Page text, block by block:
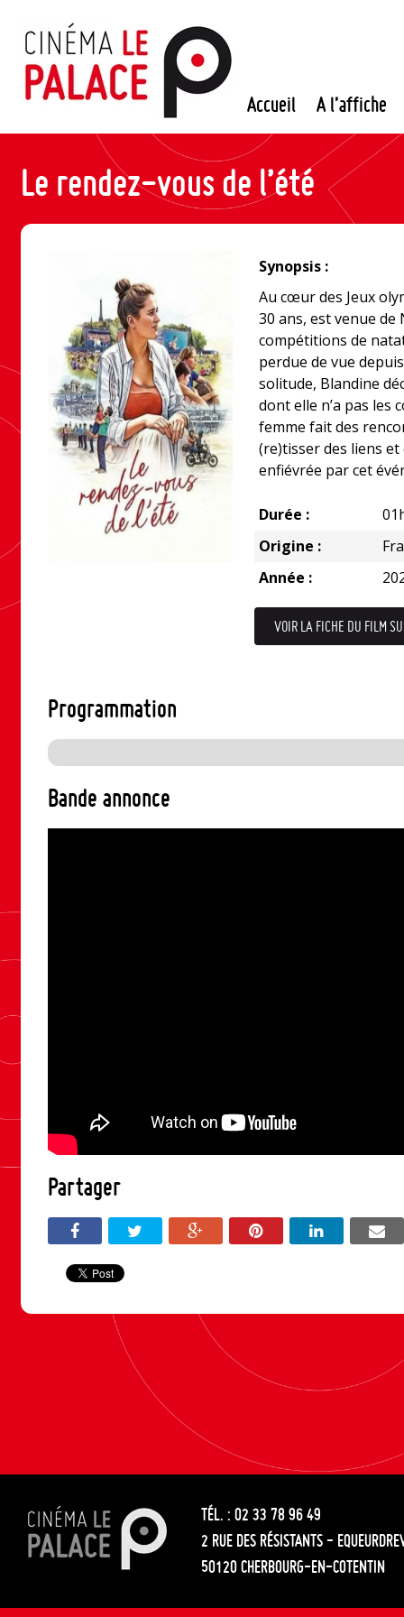
contenu
Accueil A l’affiche
Le rendez-vous de l’été
Synopsis :
Au cœur des Jeux
30 ans, est venue
compétitions de
perdue de vue
solitude, Blandine
dont elle n’a pas les
femme fait des
(re)tisser des liens
enfiévrée par cet
Durée :
Origine :
Année :
VOIR LA FICHE DU FILM
Programmation
Bande annonce
Partager
TÉL. : 02 33 78 96 49
2 RUE DES RÉSISTANTS -
50120 CHERBOURG-EN-COTENTIN